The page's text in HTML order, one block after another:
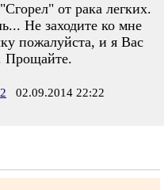
от рака легких.
Не заходите ко мне
пожалуйста, и я Вас
Прощайте.
02.09.2014 22:22